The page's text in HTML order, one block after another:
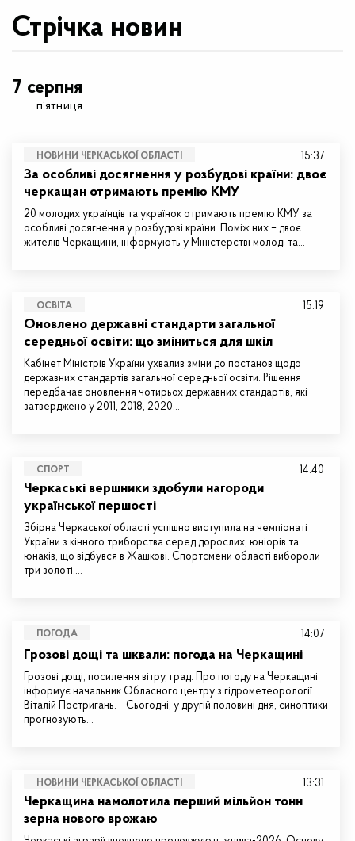
Стрічка новин
7 серпня
п’ятниця
НОВИНИ ЧЕРКАСЬКОЇ ОБЛАСТІ
За особливі досягнення у розбудові країни: двоє
черкащан отримають премію КМУ
20 молодих українців та українок отримають премію КМУ за
особливі досягнення у розбудові країни. Поміж них – двоє
жителів Черкащини, інформують у Міністерстві молоді та…
15:37
ОСВІТА
Оновлено державні стандарти загальної
середньої освіти: що зміниться для шкіл
Кабінет Міністрів України ухвалив зміни до постанов щодо
державних стандартів загальної середньої освіти. Рішення
передбачає оновлення чотирьох державних стандартів, які
затверджено у 2011, 2018, 2020…
15:19
СПОРТ
Черкаські вершники здобули нагороди
української першості
Збірна Черкаської області успішно виступила на чемпіонаті
України з кінного триборства серед дорослих, юніорів та
юнаків, що відбувся в Жашкові. Спортсмени області вибороли
три золоті,…
14:40
ПОГОДА
Грозові дощі та шквали: погода на Черкащині
Грозові дощі, посилення вітру, град. Про погоду на Черкащині
інформує начальник Обласного центру з гідрометеорології
Віталій Постригань. Сьогодні, у другій половині дня, синоптики
прогнозують…
14:07
НОВИНИ ЧЕРКАСЬКОЇ ОБЛАСТІ
Черкащина намолотила перший мільйон тонн
зерна нового врожаю
13:31